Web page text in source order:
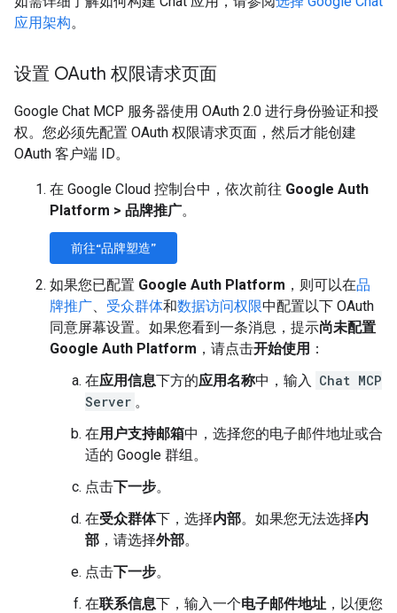
应用架构。
设置 OAuth 权限请求页面
Google Chat MCP 服务器使用 OAuth 2.0 进行身份验证和授
权。您必须先配置 OAuth 权限请求页面，然后才能创建
OAuth 客户端 ID。
在 Google Cloud 控制台中，依次前往 Google Auth
Platform > 品牌推广。
前往“品牌塑造”
如果您已配置 Google Auth Platform ，则可以在品
牌推广、 受众群体和数据访问权限中配置以下 OAuth
同意屏幕设置。如果您看到一条消息，提示尚未配置
Google Auth Platform ，请点击开始使用 ：
在应用信息下方的应用名称中，输入 Chat MCP
Server 。
在用户支持邮箱中，选择您的电子邮件地址或合
适的 Google 群组。
点击下一步。
在受众群体下，选择内部。如果您无法选择内
部 ，请选择外部。
点击下一步。
在联系信息下，输入一个电子邮件地址 ，以便您